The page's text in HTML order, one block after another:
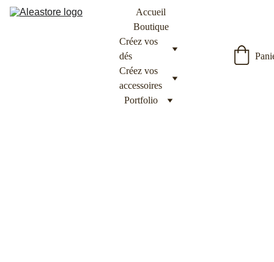
Accueil
Boutique
Créez vos
dés
Créez vos
accessoires
Portfolio